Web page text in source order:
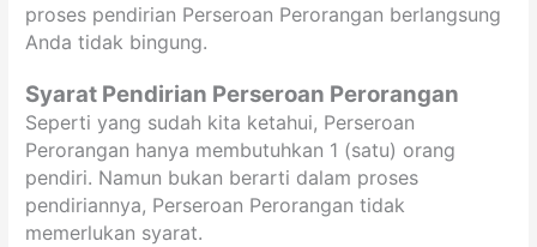
proses pendirian Perseroan Perorangan berlangsung
Anda tidak bingung.
Syarat Pendirian Perseroan Perorangan
Seperti yang sudah kita ketahui, Perseroan
Perorangan hanya membutuhkan 1 (satu) orang
pendiri. Namun bukan berarti dalam proses
pendiriannya, Perseroan Perorangan tidak
memerlukan syarat.